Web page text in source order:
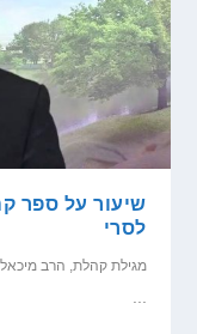
לסרי
מגילת קהלת, הרב